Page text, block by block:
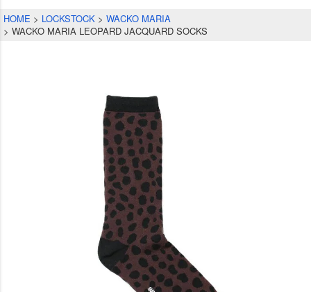
HOME LOCKSTOCK
WACKO MARIA
WACKO MARIA LEOPARD JACQUARD SOCKS